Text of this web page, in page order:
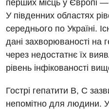
Відгуки
Відео
Магнітно-резонансна
Мамографія
Нейросонографія
УЗД
Відділення інтенсивної
Гінекологічне відділення
Денний стаціонар
Діагностичне відділення
Онкологічне відділлення
Лікування гострого інфаркту
Національний скринінг здоров’я 40+
перших місць у Європі
У південних областях
середнього по Україні.
дані захворюваності на
через недостатнє їх
рівень інфікованості
Гострі гепатити В, С
непомітно для людини. У